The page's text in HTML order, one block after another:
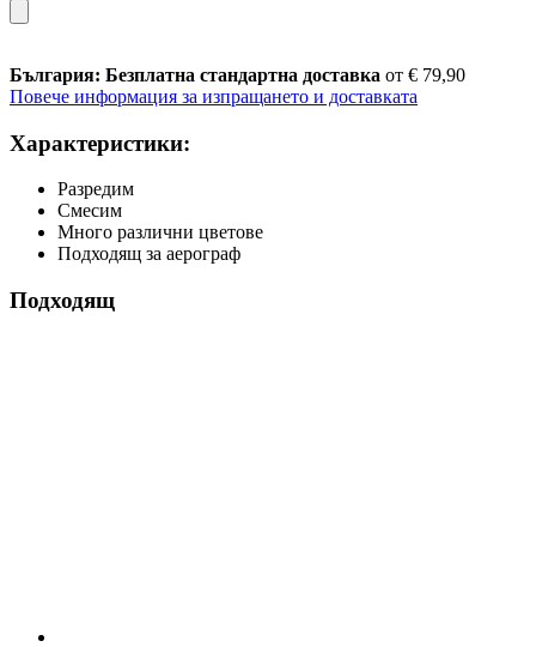
България: Безплатна стандартна доставка от € 79,90
Повече информация за изпращането и доставката
Характеристики:
Разредим
Смесим
Много различни цветове
Подходящ за аерограф
Подходящ